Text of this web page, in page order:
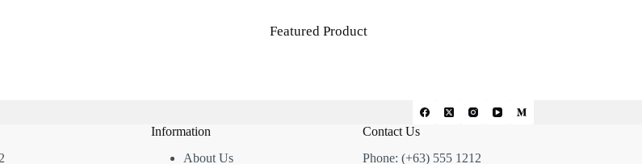
Featured Product
2
Information
About Us
Contact Us
Phone: (+63) 555 1212